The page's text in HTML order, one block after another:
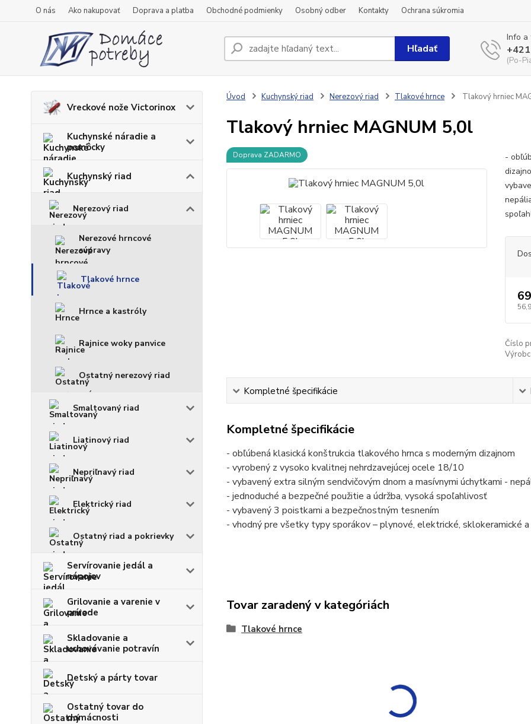
O nás Ako nakupovať Doprava a platba Obchodné podmienky Osobný odber Kontakty Ochrana súkromia
Hľadať
Info a
(Po-
Vreckové nože Victorinox
Kuchynské náradie a
pomôcky
Kuchynský riad
Nerezový riad
Nerezové hrncové
súpravy
Tlakové hrnce
Hrnce a kastróly
Rajnice woky panvice
Ostatný nerezový riad
Smaltovaný riad
Liatinový riad
Nepriľnavý riad
Elektrický riad
Ostatný riad a pokrievky
Servírovanie jedál a
nápojov
Grilovanie a varenie v
prírode
Skladovanie a
uchovávanie potravín
Detský a párty tovar
Ostatný tovar do
domácnosti
Úvod Kuchynský riad Nerezový riad Tlakové hrnce Tlakový hrniec
Tlakový hrniec MAGNUM 5,0l
Doprava ZADARMO
-
Číslo
Kompletné špecifikácie
Kompletné špecifikácie
- obľúbená klasická konštrukcia tlakového hrnca s moderným dizajnom
- vyrobený z vysoko kvalitnej nehrdzavejúcej ocele 18/10
- vybavený extra silným sendvičovým dnom a masívnymi úchytkami -
- jednoduché a bezpečné použitie a údržba, vysoká spoľahlivosť
- vybavený 3 poistkami a bezpečnostným tesnením
- vhodný pre všetky typy sporákov – plynové, elektrické, sklokeramické a
Tovar zaradený v kategóriách
Tlakové hrnce